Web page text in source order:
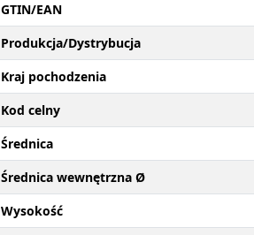
GTIN/EAN
Produkcja/Dystrybucja
Kraj pochodzenia
Kod celny
Średnica
Średnica wewnętrzna Ø
Wysokość